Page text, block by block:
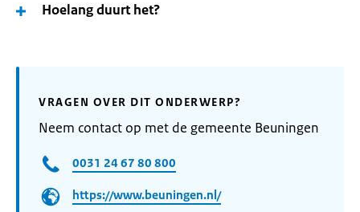
Hoelang duurt het?
VRAGEN OVER DIT ONDERWERP?
Neem contact op met de gemeente Beuningen
0031 24 67 80 800
https://www.beuningen.nl/